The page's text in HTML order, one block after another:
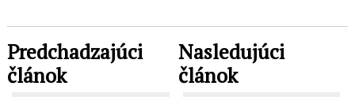
Predchadzajúci
článok
Nasledujúci
článok